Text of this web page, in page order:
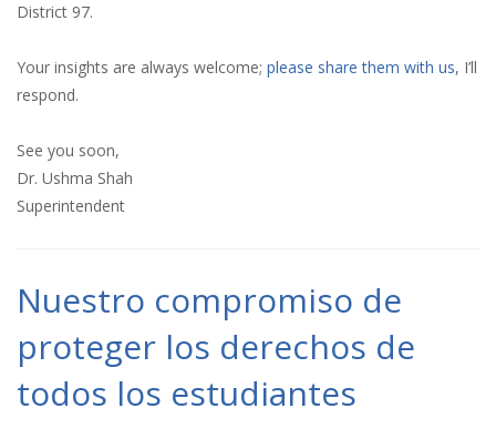
District 97.
Your insights are always welcome; please share them with us, I’ll
respond.
See you soon,
Dr. Ushma Shah
Superintendent
Nuestro compromiso de
proteger los derechos de
todos los estudiantes